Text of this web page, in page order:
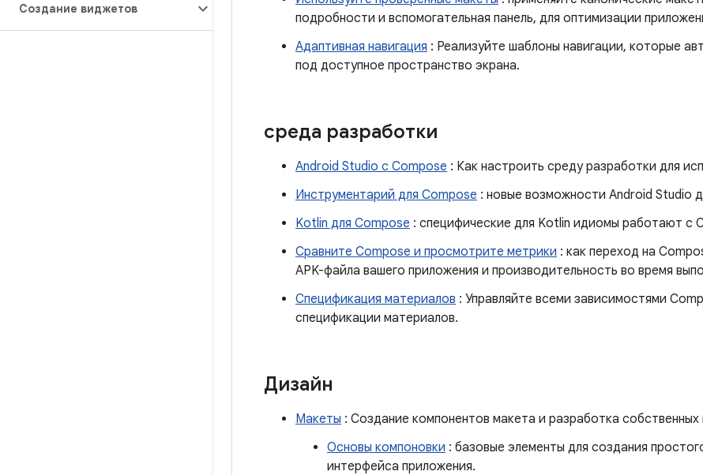
Создание виджетов
подробности и вспомогательная панель, для оптимизации
Адаптивная навигация : Реализуйте шаблоны навигации, которые
под доступное пространство экрана.
среда разработки
Android Studio с Compose : Как настроить среду разработки для
Инструментарий для Compose : новые возможности Android Studio
Kotlin для Compose : специфические для Kotlin идиомы работают с
Сравните Compose и просмотрите метрики : как переход на
APK-файла вашего приложения и производительность во время
Спецификация материалов : Управляйте всеми зависимостями
спецификации материалов.
Дизайн
Макеты : Создание компонентов макета и разработка собственных
Основы компоновки : базовые элементы для создания
интерфейса приложения.